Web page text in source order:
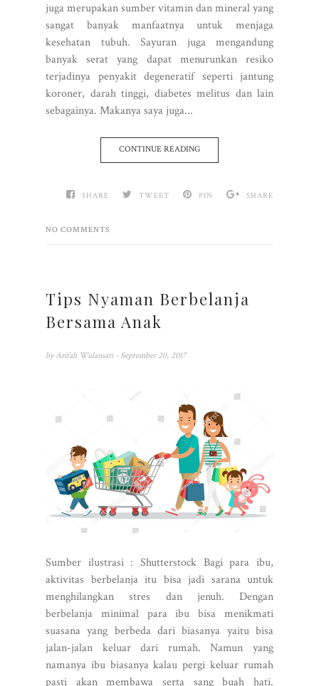
juga merupakan sumber vitamin dan mineral yang
sangat banyak manfaatnya untuk menjaga
kesehatan tubuh. Sayuran juga mengandung
banyak serat yang dapat menurunkan resiko
terjadinya penyakit degeneratif seperti jantung
koroner, darah tinggi, diabetes melitus dan lain
sebagainya. Makanya saya juga...
CONTINUE READING
SHARE TWEET PIN SHARE
NO COMMENTS
Tips Nyaman Berbelanja
Bersama Anak
by Arifah Wulansari - September 20, 2017
Sumber ilustrasi : Shutterstock Bagi para ibu,
aktivitas berbelanja itu bisa jadi sarana untuk
menghilangkan stres dan jenuh. Dengan
berbelanja minimal para ibu bisa menikmati
suasana yang berbeda dari biasanya yaitu bisa
jalan-jalan keluar dari rumah. Namun yang
namanya ibu biasanya kalau pergi keluar rumah
pasti akan membawa serta sang buah hati.